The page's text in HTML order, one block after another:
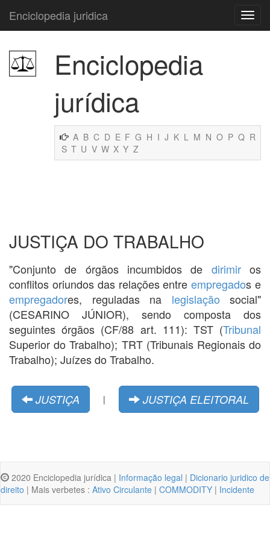
Enciclopedia juridica
Enciclopedia
jurídica
A B C D E F G H I J K L M N O P Q R
S T U V W X Y Z
JUSTIÇA DO TRABALHO
"Conjunto de órgãos incumbidos de dirimiros
conflitos oriundos das relações entreempregados e
empregadores, reguladas na legislação social"
(CESARINO JÚNIOR), sendo composta dos
seguintes órgãos (CF/88 art. 111): TST (Tribunal
Superior do Trabalho); TRT (Tribunais Regionais do
Trabalho); Juízes do Trabalho.
JUSTIÇA | JUSTIÇA ELEITORAL
2020 Enciclopedia jurídica | Informação legal | Dicionario juridico de
direito | Mais verbetes : Ativo Circulante | COMMODITY | Incidente